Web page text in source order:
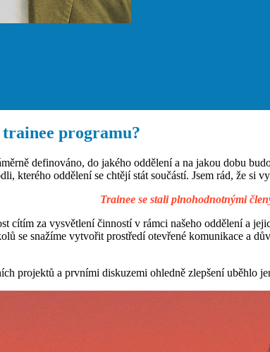
programu?
definováno, do jakého oddělení a na jakou dobu
kterého oddělení se chtějí stát součástí. Jsem rád, že si
Trainee se stali plnohodnotnými
cítím za vysvětlení činností v rámci našeho oddělení a
se snažíme vytvořit prostředí otevřené komunikace a
projektů a prvními diskuzemi ohledně zlepšení uběhlo